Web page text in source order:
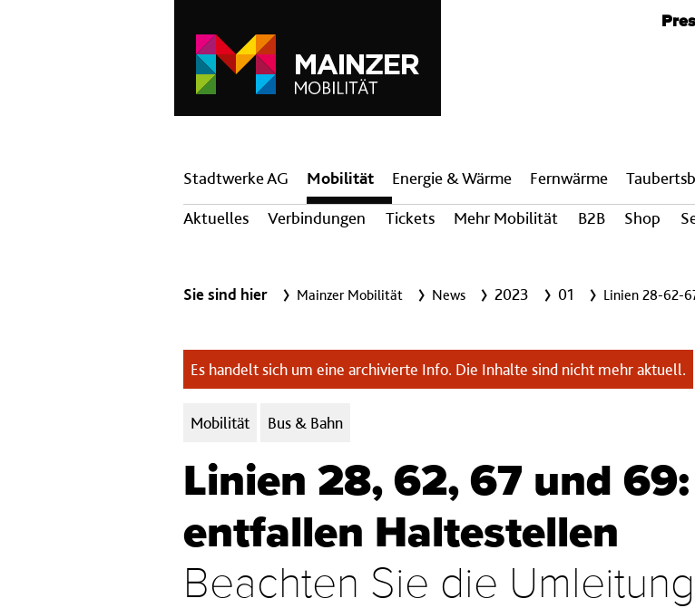
Hauptnavigation
Stadtwerke AG
Mobilität
Aktuelles
Verbindungen Tickets Mehr Mobilität B2B Shop
Energie & Wärme Fern­wärme
Sie sind hier Mainzer Mobilität News 2023 01 Linien 28-62-
Es handelt sich um eine archivierte Info. Die Inhalte sind nicht mehr aktuell.
Kategorien:
Mobilität Bus & Bahn
Linien 28, 62, 67 und
entfallen Haltestellen
Beachten Sie die Umleitung